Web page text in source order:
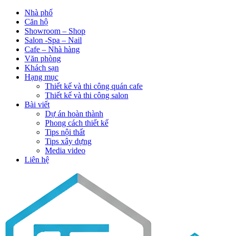
Nhà phố
Căn hộ
Showroom – Shop
Salon -Spa – Nail
Cafe – Nhà hàng
Văn phòng
Khách sạn
Hạng mục
Thiết kế và thi công quán cafe
Thiết kế và thi công salon
Bài viết
Dự án hoàn thành
Phong cách thiết kế
Tips nội thất
Tips xây dựng
Media video
Liên hệ